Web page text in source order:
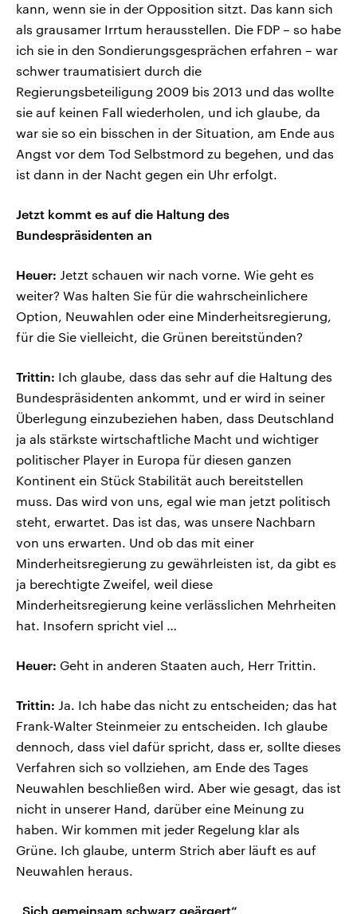
kann, wenn sie in der Opposition sitzt. Das kann sich
als grausamer Irrtum herausstellen. Die FDP – so habe
ich sie in den Sondierungsgesprächen erfahren – war
schwer traumatisiert durch die
Regierungsbeteiligung 2009 bis 2013 und das wollte
sie auf keinen Fall wiederholen, und ich glaube, da
war sie so ein bisschen in der Situation, am Ende aus
Angst vor dem Tod Selbstmord zu begehen, und das
ist dann in der Nacht gegen ein Uhr erfolgt.
Jetzt kommt es auf die Haltung des
Bundespräsidenten an
Heuer: Jetzt schauen wir nach vorne. Wie geht es
weiter? Was halten Sie für die wahrscheinlichere
Option, Neuwahlen oder eine Minderheitsregierung,
für die Sie vielleicht, die Grünen bereitstünden?
Trittin: Ich glaube, dass das sehr auf die Haltung des
Bundespräsidenten ankommt, und er wird in seiner
Überlegung einzubeziehen haben, dass Deutschland
ja als stärkste wirtschaftliche Macht und wichtiger
politischer Player in Europa für diesen ganzen
Kontinent ein Stück Stabilität auch bereitstellen
muss. Das wird von uns, egal wie man jetzt politisch
steht, erwartet. Das ist das, was unsere Nachbarn
von uns erwarten. Und ob das mit einer
Minderheitsregierung zu gewährleisten ist, da gibt es
ja berechtigte Zweifel, weil diese
Minderheitsregierung keine verlässlichen Mehrheiten
hat. Insofern spricht viel …
Heuer: Geht in anderen Staaten auch, Herr Trittin.
Trittin: Ja. Ich habe das nicht zu entscheiden; das hat
Frank-Walter Steinmeier zu entscheiden. Ich glaube
dennoch, dass viel dafür spricht, dass er, sollte dieses
Verfahren sich so vollziehen, am Ende des Tages
Neuwahlen beschließen wird. Aber wie gesagt, das ist
nicht in unserer Hand, darüber eine Meinung zu
haben. Wir kommen mit jeder Regelung klar als
Grüne. Ich glaube, unterm Strich aber läuft es auf
Neuwahlen heraus.
„Sich gemeinsam schwarz geärgert“